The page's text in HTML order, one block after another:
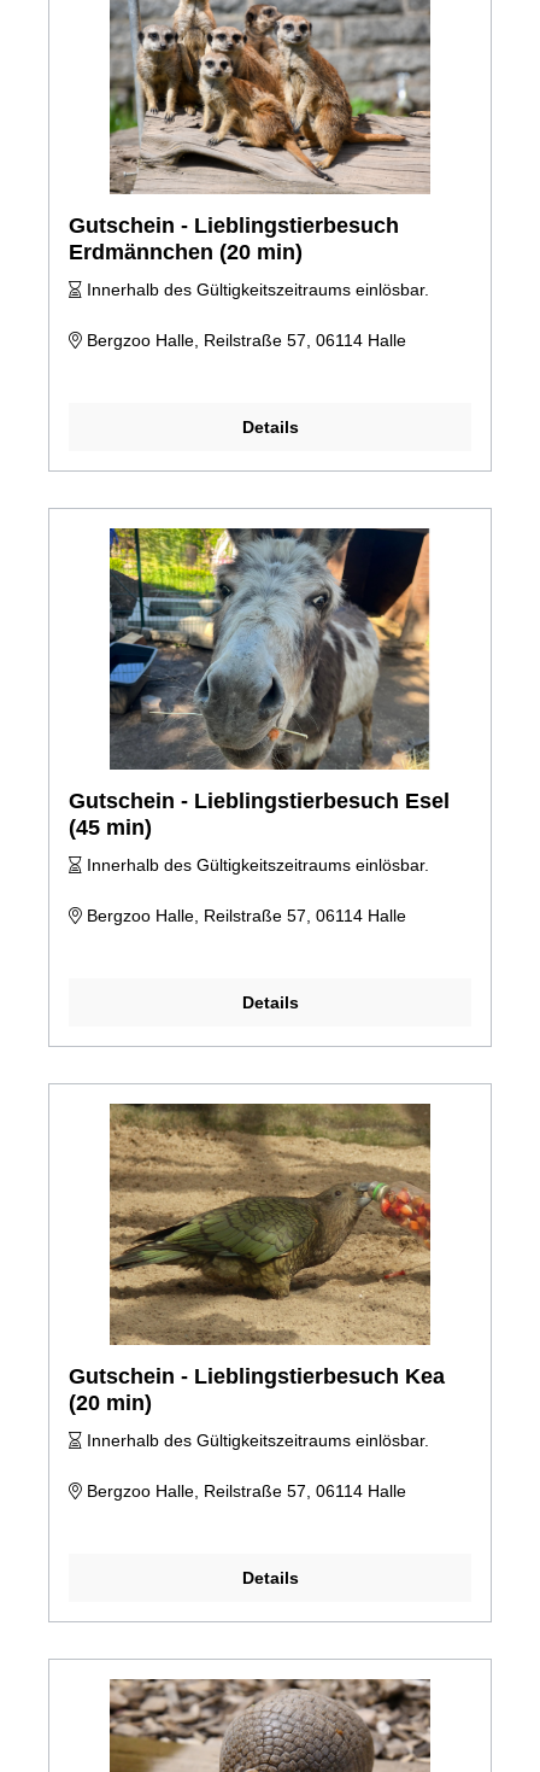
Gutschein - Lieblingstierbesuch
Erdmännchen (20 min)
Innerhalb des Gültigkeitszeitraums einlösbar.
Bergzoo Halle, Reilstraße 57, 06114 Halle
Details
Gutschein - Lieblingstierbesuch Esel
(45 min)
Innerhalb des Gültigkeitszeitraums einlösbar.
Bergzoo Halle, Reilstraße 57, 06114 Halle
Details
Gutschein - Lieblingstierbesuch Kea
(20 min)
Innerhalb des Gültigkeitszeitraums einlösbar.
Bergzoo Halle, Reilstraße 57, 06114 Halle
Details